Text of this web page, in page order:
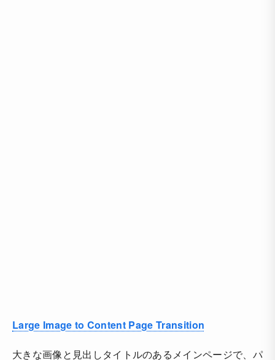
Large Image to Content Page Transition
大きな画像と見出しタイトルのあるメインページで、パ